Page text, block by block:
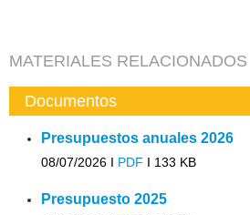
MATERIALES RELACIONADOS
Documentos
Presupuestos anuales 2026
08/07/2026 I PDF I 133 KB
Presupuesto 2025